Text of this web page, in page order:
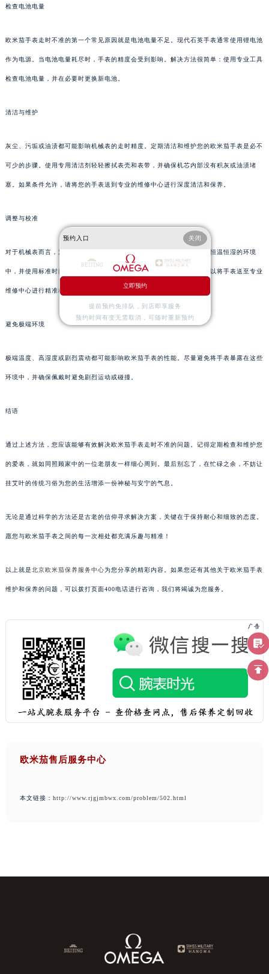
检查电池电量
欧米茄手表走时不准的第一个常见原因就是电池电量不足。现代石英手表通常使用锂电池
作为电源。当电池电量耗尽时，手表的精度会受到影响。解决方法很简单：使用专业工具
检查电池电量，并在必要时更换新电池。
清洁与维护
灰尘、污垢或油渍都可能影响机械表的走时精度。定期清洁和维护您的欧米茄手表是必不
可少的步骤。使用专用清洁剂轻轻擦拭表壳和表带，并确保机芯内部没有积灰或油渍堵
塞。如果条件允许，请将您的手表送到专业的维修中心进行深度清洁和保养。
调整与校准
对于机械表而言，定期校准是保持准确度的关键。您可以将手表放置在恒温恒湿的环境
中，并使用标准时间源（如GPS信号）进行校准。如果条件允许，也可以将手表送至专业
维修中心进行精准校准。
避免极端环境
极端温度、高湿度或剧烈震动都可能影响欧米茄手表的性能。尽量避免将手表暴露在这些
环境中，并确保佩戴时避免剧烈运动或碰撞。
结语
通过上述方法，您应该能够有效解决欧米茄手表走时不准的问题。记得定期检查和维护您
的爱表，就如同照顾家中的一位老朋友一样细心周到。最后别忘了，在忙碌之余，不妨让
挂艾叶的传统习俗为您的生活增添一份神秘与安宁的气息。
无论是通过科学的方法还是古老的信仰寻求解决方案，关键在于保持耐心和细致的态度。
愿您与欧米茄手表之间的每一次相处都充满乐趣与精准！
以上就是北京欧米茄保养服务中心为您分享的精彩内容。如果您还有其他关于欧米茄手表
维护和保养的问题，可以拨打页面400电话进行咨询，我们将竭诚为您服务。
欧米茄售后服务中心
本文链接： http://www.rjgjmbwx.com/problem/502.html
预约入口 关闭
立即预约
提前预约免排队，到店即享服务
预约时间有变无需取消，可随时重新预约